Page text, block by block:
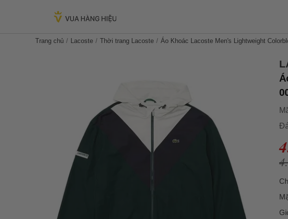
Trang chủ Lacoste Thời trang Lacoste Áo Khoác Lacoste Men's Lightweight